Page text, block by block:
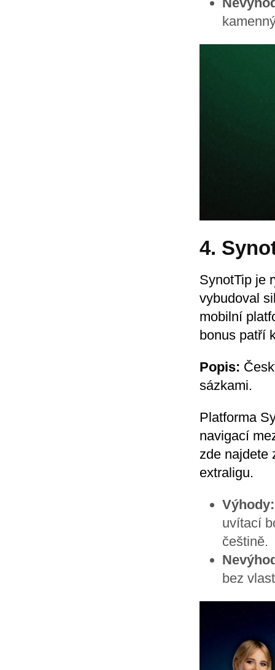
4.
SynotTip je
vybudoval
mobilní
bonus patří
Popis:
sázkami.
Platforma
navigací
zde najdete
extraligu.
Výhody:
uvítací
češtině.
bez